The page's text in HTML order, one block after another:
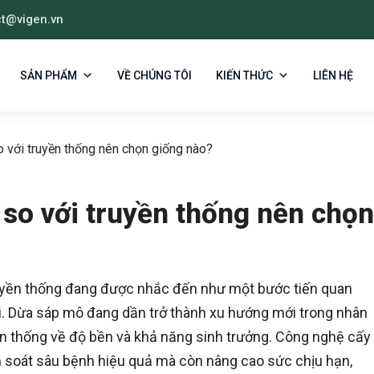
SẢN PHẨM VỀ CHÚNG TÔI KIẾN THỨC LIÊN HỆ
truyền thống nên chọn giống nào?
với truyền thống nên chọn
thống đang được nhắc đến như một bước tiến quan
sáp mô đang dần trở thành xu hướng mới trong nhân
thống về độ bền và khả năng sinh trưởng. Công nghệ cấy
sâu bệnh hiệu quả mà còn nâng cao sức chịu hạn,